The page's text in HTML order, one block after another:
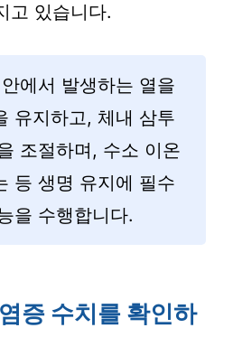
고 있습니다.
에서 발생하는 열을
유지하고, 체내 삼투
조절하며, 수소 이온
등 생명 유지에 필수
을 수행합니다.
증 수치를 확인하